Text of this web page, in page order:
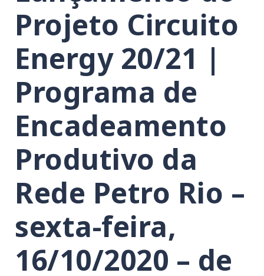
Projeto Circuito
Energy 20/21 |
Programa de
Encadeamento
Produtivo da
Rede Petro Rio –
sexta-feira,
16/10/2020 – de